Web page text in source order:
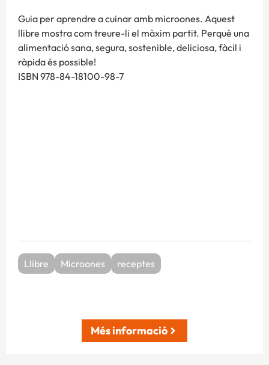
Guia per aprendre a cuinar amb microones. Aquest
llibre mostra com treure-li el màxim partit. Perquè una
alimentació sana, segura, sostenible, deliciosa, fàcil i
ràpida és possible!
ISBN 978-84-18100-98-7
Llibre Microones receptes
Més informació